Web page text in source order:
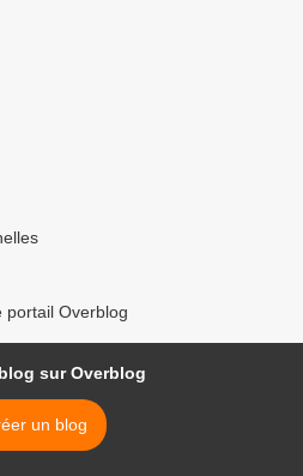
portail Overblog
sur Overblog
un blog